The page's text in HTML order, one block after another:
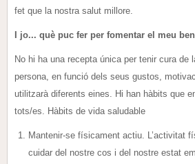
fet que la nostra salut millore.
I jo... què puc fer per fomentar el meu
No hi ha una recepta única per tenir cura de
persona, en funció dels seus gustos,
utilitzarà diferents eines. Hi han hàbits que
tots/es. Hàbits de vida saludable
Mantenir-se físicament actiu. L’activitat
cuidar del nostre cos i del nostre estat